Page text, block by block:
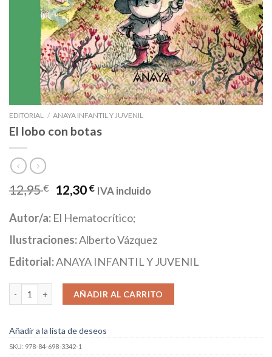
EDITORIAL / ANAYA INFANTIL Y JUVENIL
El lobo con botas
12,95€ 12,30€ IVA incluido
Autor/a: El Hematocrítico;
Ilustraciones:Alberto Vázquez
Editorial:ANAYA INFANTIL Y JUVENIL
El lobo con botas cantidad
AÑADIR AL CARRITO
Añadir a la lista de deseos
SKU: 978-84-698-3342-1